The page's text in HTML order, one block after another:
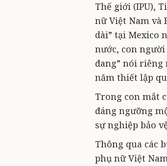
Thế giới (IPU),
nữ Việt Nam và
dài” tại Mexico
nước, con
đang” nói riêng
năm thiết lập
Trong con mắt
đáng ngưỡng
sự nghiệp bảo
Thông qua các
phụ nữ Việt